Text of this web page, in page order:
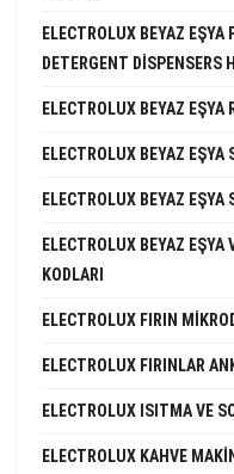
ELECTROLUX BEYAZ
DETERGENT DISPENSERS
ELECTROLUX BEYAZ EŞYA
ELECTROLUX BEYAZ
ELECTROLUX BEYAZ EŞYA
ELECTROLUX BEYAZ
KODLARI
ELECTROLUX FIRIN
ELECTROLUX FIRINLAR
ELECTROLUX ISITMA VE
ELECTROLUX KAHVE